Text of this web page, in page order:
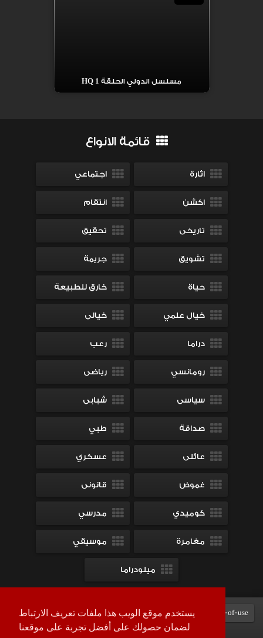
يستخدم موقع الويب هذا ملفات تعريف الارتباط
لضمان حصولك على أفضل تجربة على موقعنا
مسلسل الدولي الحلقة 1 HQ
قائمة الانواع
اثارة اجتماعي
اكشن انتقام
تاريخى تحقيق
تشويق جريمة
حياة خارق للطبيعة
خيال علمي خيالى
دراما رعب
رومانسي رياضى
سياسى شبابى
صداقة طبي
عائلى عسكري
غموض قانونى
كوميدي مدرسي
مغامرة موسيقي
ميلودراما
Terms-of-use
DMCA
contact-us سياسة الخصوصية